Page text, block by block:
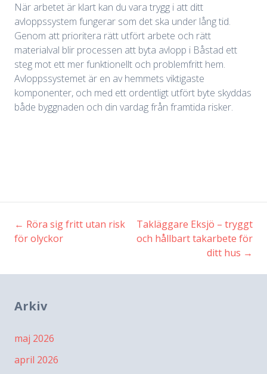
När arbetet är klart kan du vara trygg i att ditt
avloppssystem fungerar som det ska under lång tid.
Genom att prioritera rätt utfört arbete och rätt
materialval blir processen att byta avlopp i Båstad ett
steg mot ett mer funktionellt och problemfritt hem.
Avloppssystemet är en av hemmets viktigaste
komponenter, och med ett ordentligt utfört byte skyddas
både byggnaden och din vardag från framtida risker.
Inläggsnavigering
← Röra sig fritt utan risk
för olyckor
Takläggare Eksjö – tryggt
och hållbart takarbete för
ditt hus →
Arkiv
maj 2026
april 2026